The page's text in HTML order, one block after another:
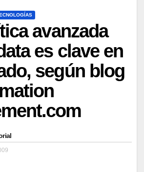
avanzada
es clave en
según blog